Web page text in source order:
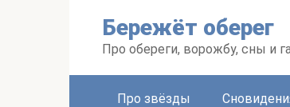
Бережёт оберег
Про обереги, ворожбу, сны и
Про звёзды